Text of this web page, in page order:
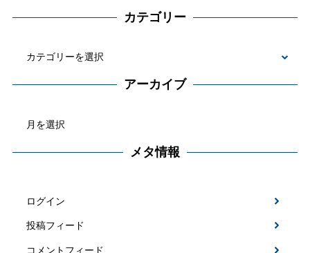
カテゴリー
テ
アーカイブ
カ
メタ情報
ログイン
投稿フィード
コメントフィード